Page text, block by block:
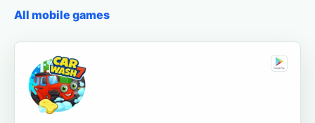
All mobile games